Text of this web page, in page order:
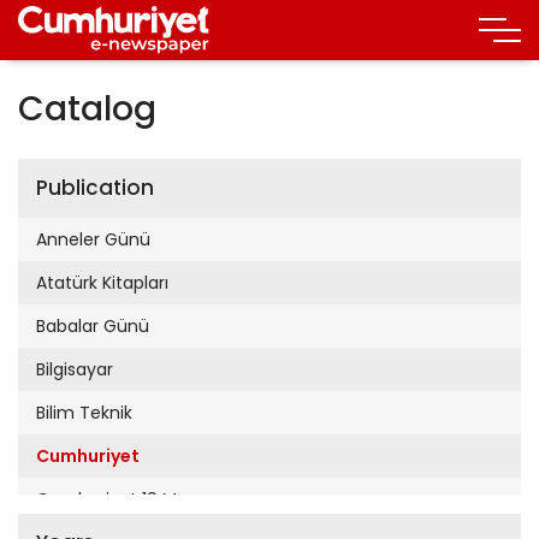
Catalog
Publication
Anneler Günü
Atatürk Kitapları
Babalar Günü
Bilgisayar
Bilim Teknik
Cumhuriyet
Cumhuriyet 19 Mayıs